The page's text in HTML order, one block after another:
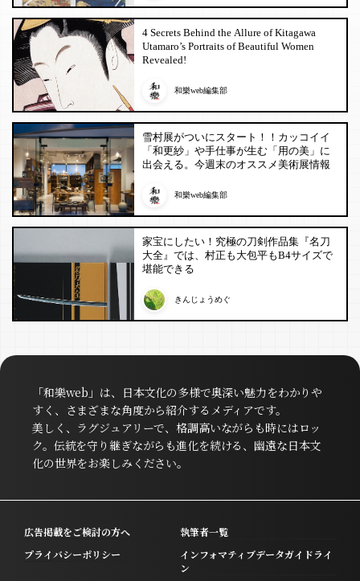
4 Secrets Behind the Allure of Kitagawa
Utamaro’s Portraits of Beautiful Women
Revealed!
和樂web編集部
雪村展がついにスタート！！カッコイイ
「和更紗」や手仕事が生む「用の美」に
出会える。今週末のオススメ美術展情報
和樂web編集部
家宝にしたい！究極の刀剣作品集『名刀
大全』では、村正も大包平もB4サイズで
堪能できる
きんじょうめぐ
「和樂web」は、日本文化の多様で奥深い魅力をわかりや
すく、さまざまな角度から紹介するメディアです。
美しく、ラグジュアリーで、格調高いながらも時にはロッ
ク。伝統を守り継ぎながらも進化を続ける、幽遠な日本文
化の世界をお楽しみください。
広告掲載をご検討の方へ
執筆者一覧
プライバシーポリシー
インフォマティブデータガイドライ
ン